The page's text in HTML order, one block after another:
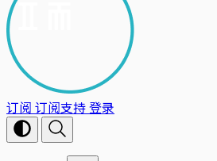
订阅 订阅支持登录